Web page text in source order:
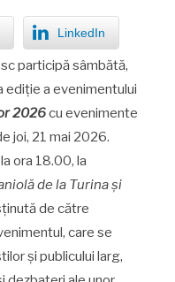
LinkedIn
participă sâmbătă,
ediție a evenimentului
2026cu evenimente
joi, 21 mai 2026.
ora 18.00, la
de la Turina și
de către
care se
și publicului larg,